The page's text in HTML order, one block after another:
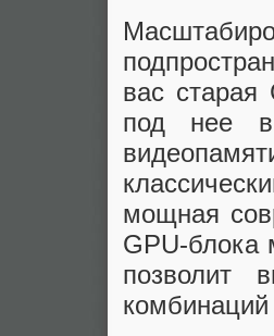
вас
под нее
мощная
GPU-блока
позволит